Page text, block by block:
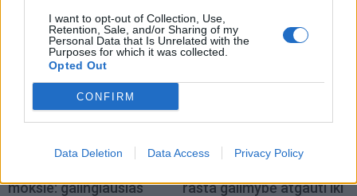
I want to opt-out of Collection, Use,
Retention, Sale, and/or Sharing of my
Personal Data that Is Unrelated with the
Purposes for which it was collected.
Opted Out
CONFIRM
Data Deletion Data Access Privacy Policy
Technologijos
moksle: galingiausias
Technologijos
rasta galimybė atgauti iki